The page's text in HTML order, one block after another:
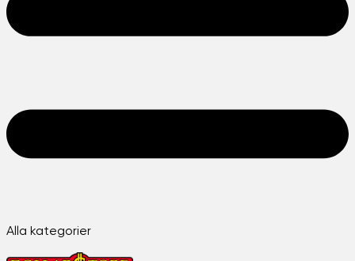
Alla kategorier